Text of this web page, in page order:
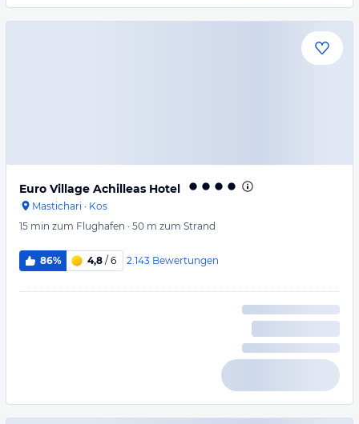
Euro Village Achilleas Hotel
Mastichari · Kos
15 min zum Flughafen · 50 m zum Strand
86% 4,8 / 6 2.143 Bewertungen